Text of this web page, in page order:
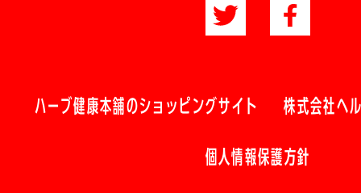
ハーブ健康本舗のショッピングサイト 株式会社ヘ
個人情報保護方針